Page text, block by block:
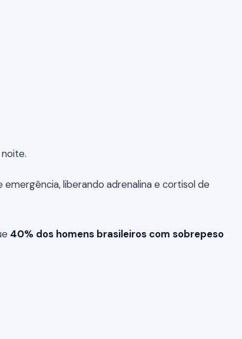
liberando adrenalina e cortisol de
40% dos homens brasileiros com sobrepeso